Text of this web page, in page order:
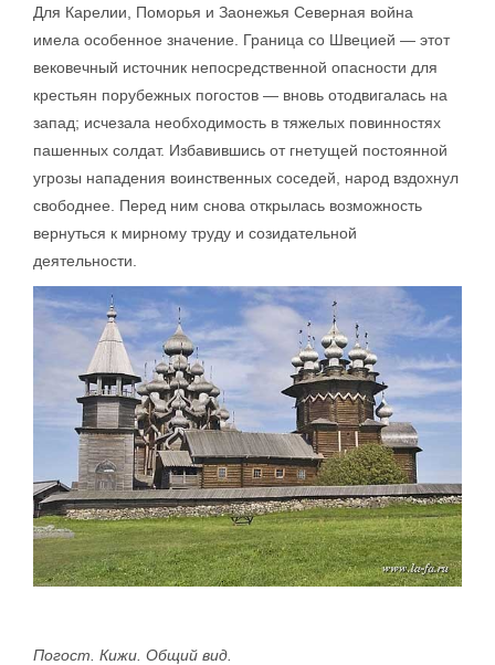
Для Карелии, Поморья и Заонежья Северная война
имела особенное значение. Граница со Швецией — этот
вековечный источник непосредственной опасности для
крестьян порубежных погостов — вновь отодвигалась на
запад; исчезала необходимость в тяжелых повинностях
пашенных солдат. Избавившись от гнетущей постоянной
угрозы нападения воинственных соседей, народ вздохнул
свободнее. Перед ним снова открылась возможность
вернуться к мирному труду и созидательной
деятельности.
Погост. Кижи. Общий вид.